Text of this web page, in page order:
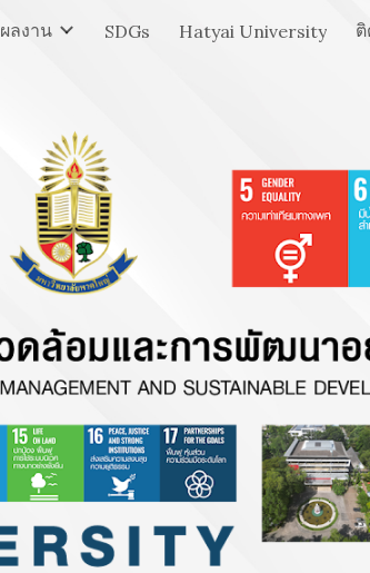
Skip to navigation
ผลงาน SDGs Hatyai University ติ